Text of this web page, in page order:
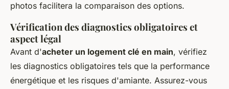
photos facilitera la comparaison des options.
Vérification des diagnostics obligatoires et
aspect légal
Avant d'acheter un logement clé en main, vérifiez
les diagnostics obligatoires tels que la performance
énergétique et les risques d'amiante. Assurez-vous